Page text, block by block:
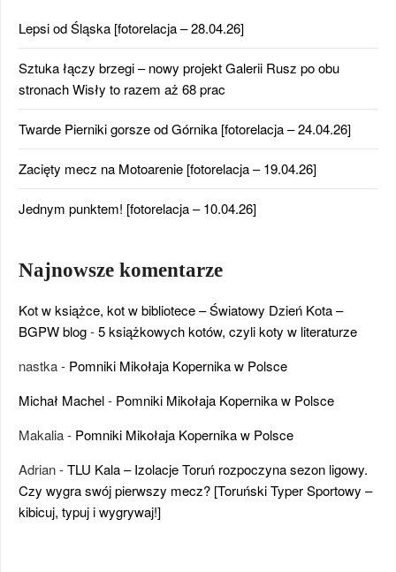
Lepsi od Śląska [fotorelacja – 28.04.26]
Sztuka łączy brzegi – nowy projekt Galerii Rusz po obu
stronach Wisły to razem aż 68 prac
Twarde Pierniki gorsze od Górnika [fotorelacja – 24.04.26]
Zacięty mecz na Motoarenie [fotorelacja – 19.04.26]
Jednym punktem! [fotorelacja – 10.04.26]
Najnowsze komentarze
Kot w książce, kot w bibliotece – Światowy Dzień Kota –
BGPW blog-5 książkowych kotów, czyli koty w literaturze
nastka- Pomniki Mikołaja Kopernika w Polsce
Michał Machel- Pomniki Mikołaja Kopernika w Polsce
Makalia- Pomniki Mikołaja Kopernika w Polsce
Adrian-TLU Kala – Izolacje Toruń rozpoczyna sezon ligowy.
Czy wygra swój pierwszy mecz? [Toruński Typer Sportowy –
kibicuj, typuj i wygrywaj!]